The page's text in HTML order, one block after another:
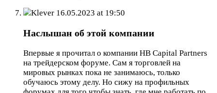
Klever 16.05.2023 at 19:50
Наслышан об этой компании
Впервые я прочитал о компании HB Capital Partners
на трейдерском форуме. Сам я торговлей на
мировых рынках пока не занимаюсь, только
обучаюсь этому делу. Но сижу на профильных